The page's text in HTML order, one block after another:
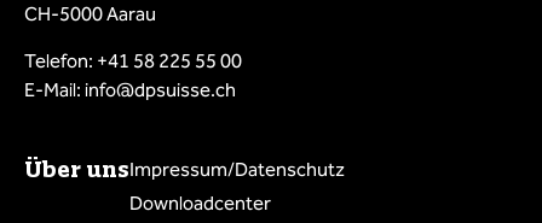
CH-5000 Aarau
Telefon: +41 58 225 55 00
E-Mail: info@dpsuisse.ch
Über unsImpressum/Datenschutz
Downloadcenter